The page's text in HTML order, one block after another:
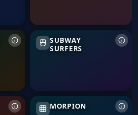
SUBWAY
SURFERS
Subway Surfers
MORPION